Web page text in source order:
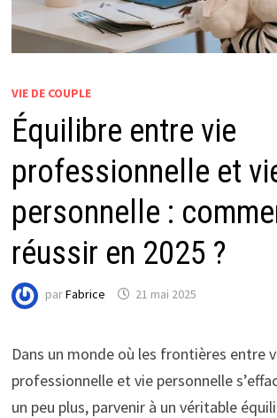
VIE DE COUPLE
Équilibre entre vie
professionnelle et
personnelle :
réussir en 2025 ?
parFabrice 21 mai 2025
Dans un monde où les frontières entre
professionnelle et vie personnelle
un peu plus, parvenir à un véritable